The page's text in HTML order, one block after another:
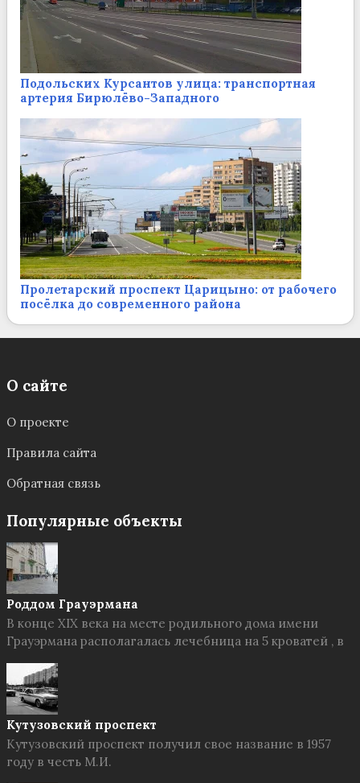
Подольских Курсантов улица: транспортная
артерия Бирюлёво-Западного
Пролетарский проспект Царицыно: от рабочего
посёлка до современного района
О сайте
О проекте
Правила сайта
Обратная связь
Популярные объекты
Роддом Грауэрмана
В конце XIX века на месте родильного дома имени
Грауэрмана располагалась лечебница на 5 кроватей , в
Кутузовский проспект
Кутузовский проспект получил свое название в 1957
году в честь М.И.